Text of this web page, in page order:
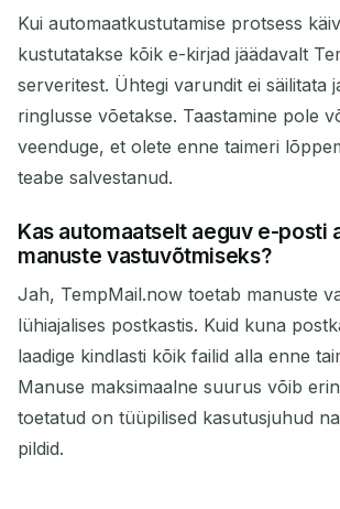
Kui automaatkustutamise protsess
kustutatakse kõik e-kirjad jäädavalt
serveritest. Ühtegi varundit ei säilitata
ringlusse võetakse. Taastamine pole
veenduge, et olete enne taimeri
teabe salvestanud.
Kas automaatselt aeguv e-posti
manuste vastuvõtmiseks?
Jah, TempMail.now toetab manuste
lühiajalises postkastis. Kuid kuna
laadige kindlasti kõik failid alla enne
Manuse maksimaalne suurus võib
toetatud on tüüpilised kasutusjuhud
pildid.